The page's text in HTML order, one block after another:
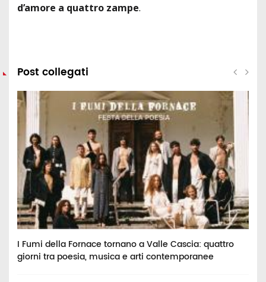
d’amore a quattro zampe.
Post collegati
I Fumi della Fornace tornano a Valle Cascia: quattro
giorni tra poesia, musica e arti contemporanee